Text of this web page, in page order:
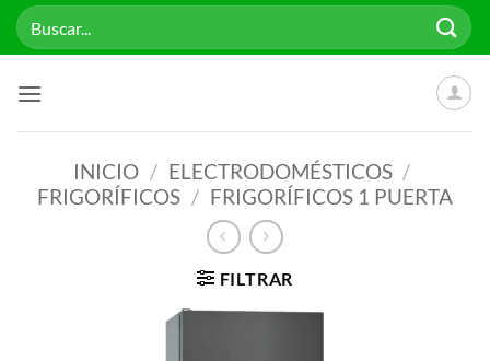
Saltar
Buscar
por:
INICIO / ELECTRODOMÉSTICOS /
FRIGORÍFICOS / FRIGORÍFICOS 1 PUERTA
FILTRAR